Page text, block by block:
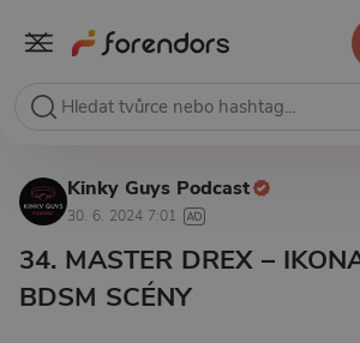
Kinky Guys Podcast
30. 6. 2024 7:01
34. MASTER DREX –
BDSM SCÉNY